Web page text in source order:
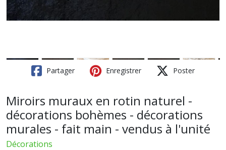
Partager Enregistrer Poster
Miroirs muraux en rotin naturel -
décorations bohèmes - décorations
murales - fait main - vendus à l'unité
Décorations